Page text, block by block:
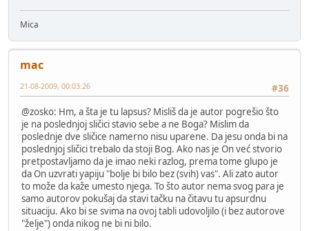
Mica
mac
#36
21-08-2009, 00:03:26
@zosko: Hm, a šta je tu lapsus? Misliš da je autor pogrešio što
je na poslednjoj sličici stavio sebe a ne Boga? Mislim da
poslednje dve sličice namerno nisu uparene. Da jesu onda bi na
poslednjoj sličici trebalo da stoji Bog. Ako nas je On već stvorio
pretpostavljamo da je imao neki razlog, prema tome glupo je
da On uzvrati yapiju "bolje bi bilo bez (svih) vas". Ali zato autor
to može da kaže umesto njega. To što autor nema svog para je
samo autorov pokušaj da stavi tačku na čitavu tu apsurdnu
situaciju. Ako bi se svima na ovoj tabli udovoljilo (i bez autorove
"želje") onda nikog ne bi ni bilo.